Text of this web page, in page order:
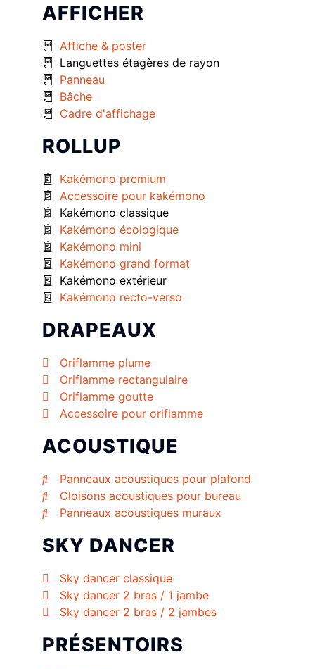
AFFICHER
Affiche & poster
Languettes étagères de rayon
Panneau
Bâche
Cadre d'affichage
ROLLUP
Kakémono premium
Accessoire pour kakémono
Kakémono classique
Kakémono écologique
Kakémono mini
Kakémono grand format
Kakémono extérieur
Kakémono recto-verso
DRAPEAUX
Oriflamme plume
Oriflamme rectangulaire
Oriflamme goutte
Accessoire pour oriflamme
ACOUSTIQUE
Panneaux acoustiques pour plafond
Cloisons acoustiques pour bureau
Panneaux acoustiques muraux
SKY DANCER
Sky dancer classique
Sky dancer 2 bras / 1 jambe
Sky dancer 2 bras / 2 jambes
PRÉSENTOIRS